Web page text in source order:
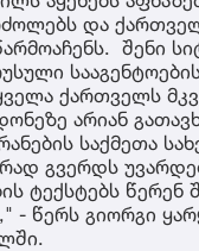
და
შენი
ქართველს
არიან
საქმეთა
გვერდს
ტექსტებს წერენ
- წერს გიორგი